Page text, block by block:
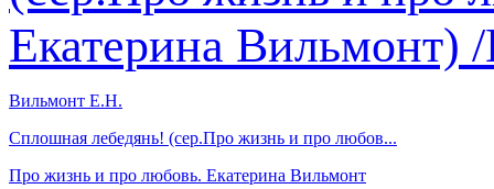
Вильмонт Е.Н.
Сплошная лебедянь! (сер.Про жизнь и про любов...
Про жизнь и про любовь. Екатерина Вильмонт